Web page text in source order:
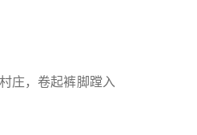
庄，卷起裤脚蹚入